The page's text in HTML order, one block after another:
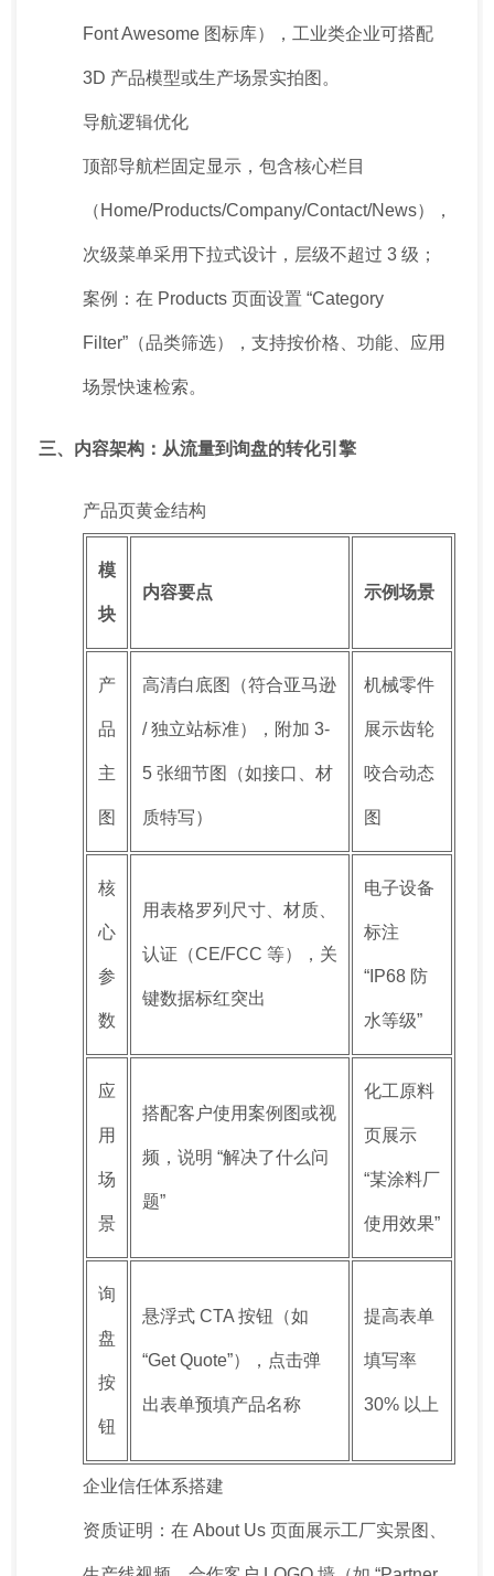
Font Awesome 图标库），工业类企业可搭配
3D 产品模型或生产场景实拍图。
导航逻辑优化
顶部导航栏固定显示，包含核心栏目
（Home/Products/Company/Contact/News），
次级菜单采用下拉式设计，层级不超过 3 级；
案例：在 Products 页面设置 “Category
Filter”（品类筛选），支持按价格、功能、应用
场景快速检索。
三、内容架构：从流量到询盘的转化引擎
产品页黄金结构
模
块
内容要点 示例场景
产
品
主
图
高清白底图（符合亚马逊
/ 独立站标准），附加 3-
5 张细节图（如接口、材
质特写）
机械零件
展示齿轮
咬合动态
图
核
心
参
数
用表格罗列尺寸、材质、
认证（CE/FCC 等），关
键数据标红突出
电子设备
标注
“IP68 防
水等级”
应
用
场
景
搭配客户使用案例图或视
频，说明 “解决了什么问
题”
化工原料
页展示
“某涂料厂
使用效果”
询
盘
按
钮
悬浮式 CTA 按钮（如
“Get Quote”），点击弹
出表单预填产品名称
提高表单
填写率
30% 以上
企业信任体系搭建
资质证明：在 About Us 页面展示工厂实景图、